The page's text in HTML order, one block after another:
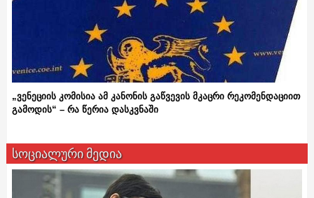
„ვენეციის კომისია ამ კანონის გაწვევის მკაცრი რეკომენდაციით
გამოდის“ – რა წერია დასკვნაში
სოციალური მედია